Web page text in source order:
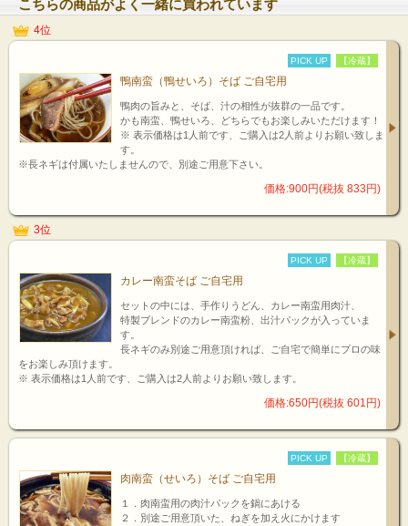
こちらの商品がよく一緒に買われています
4位
PICK UP 【冷蔵】
鴨南蛮（鴨せいろ）そば ご自宅用
鴨肉の旨みと、そば、汁の相性が抜群の一品です。
かも南蛮、鴨せいろ、どちらでもお楽しみいただけます！
※ 表示価格は1人前です、ご購入は2人前よりお願い致しま
す。
※長ネギは付属いたしませんので、別途ご用意下さい。
価格:900円(税抜 833円)
3位
PICK UP 【冷蔵】
カレー南蛮そば ご自宅用
セットの中には、手作りうどん、カレー南蛮用肉汁、
特製ブレンドのカレー南蛮粉、出汁パックが入っていま
す。
長ネギのみ別途ご用意頂ければ、ご自宅で簡単にプロの味
をお楽しみ頂けます。
※ 表示価格は1人前です、ご購入は2人前よりお願い致します。
価格:650円(税抜 601円)
PICK UP 【冷蔵】
肉南蛮（せいろ）そば ご自宅用
１．肉南蛮用の肉汁パックを鍋にあける
２．別途ご用意頂いた、ねぎを加え火にかけます